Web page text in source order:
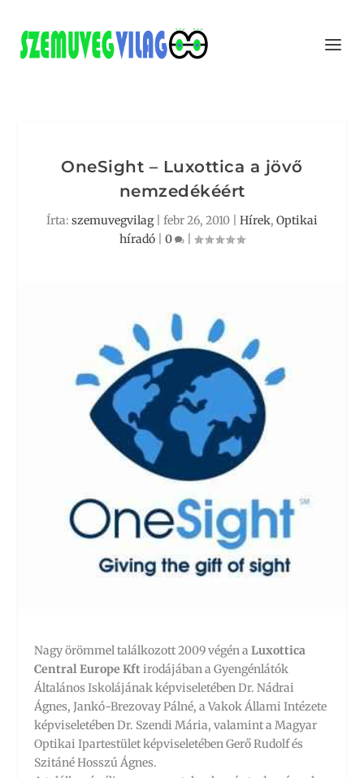
OneSight – Luxottica a jövő
nemzedékéért
Írta: szemuvegvilag| febr 26, 2010 Hírek, Optikai
híradó
0
Nagy örömmel találkozott 2009 végén aLuxottica
Central Europe Kftirodájában a Gyengénlátók
Általános Iskolájának képviseletében Dr. Nádrai
Ágnes, Jankó-Brezovay Pálné, a Vakok Állami Intézete
képviseletében Dr. Szendi Mária, valamint a Magyar
Optikai Ipartestület képviseletében Gerő Rudolf és
Szitáné Hosszú Ágnes.